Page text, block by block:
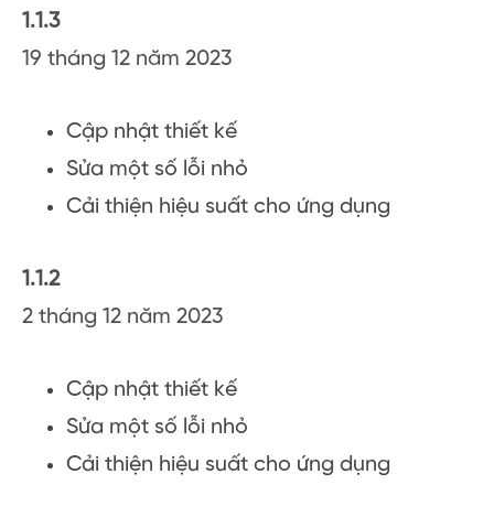
1.1.3
19 tháng 12 năm 2023
Cập nhật thiết kế
Sửa một số lỗi nhỏ
Cải thiện hiệu suất cho ứng dụng
1.1.2
2 tháng 12 năm 2023
Cập nhật thiết kế
Sửa một số lỗi nhỏ
Cải thiện hiệu suất cho ứng dụng